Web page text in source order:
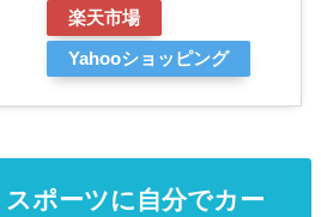
楽天市場
Yahooショッピング
ポーツに自分でカー